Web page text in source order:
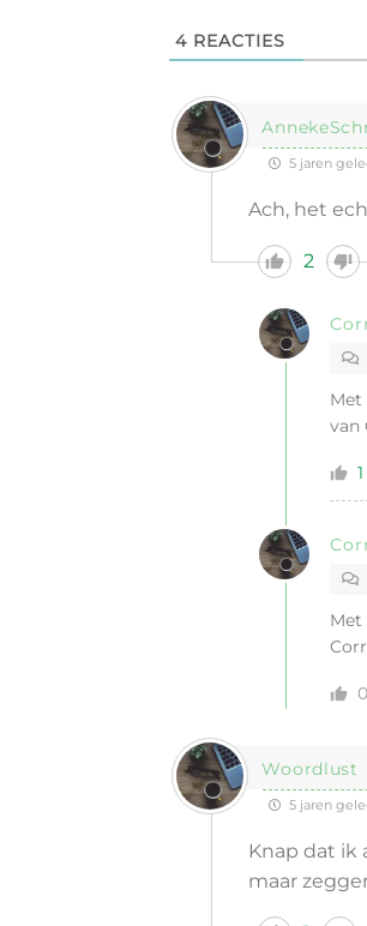
4REACTIES
5 jaren
Ach, het
2
Met
van
1
Met
0
Woordlust
5 jaren
Knap dat ik
maar